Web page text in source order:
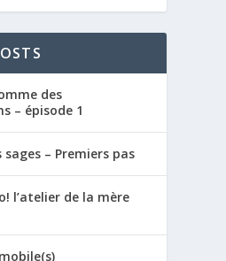
des
– épisode 1
sages – Premiers pas
l’atelier de la mère